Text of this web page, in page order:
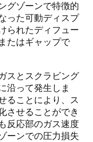
グゾーンで特徴的
った可動ディスプ
られたディフュー
たはギャップで
スとスクラビング
沿って発生しま
ることにより、ス
させることができ
反応部のガス速度
ーンでの圧力損失